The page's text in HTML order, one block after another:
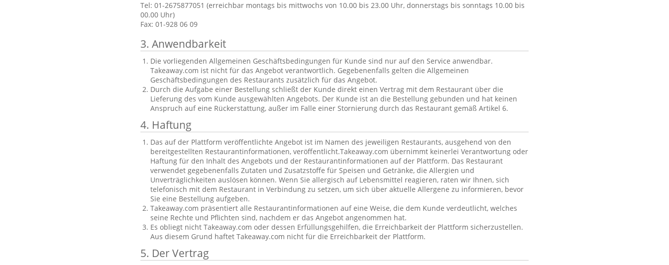
Tel: 01-2675877051 (erreichbar montags bis mittwochs von 10.00 bis 23.00 Uhr, donnerstags bis sonntags 10.00 bis
00.00 Uhr)
Fax: 01-928 06 09
3. Anwendbarkeit
Die vorliegenden Allgemeinen Geschäftsbedingungen für Kunde sind nur auf den Service anwendbar.
Takeaway.com ist nicht für das Angebot verantwortlich. Gegebenenfalls gelten die Allgemeinen
Geschäftsbedingungen des Restaurants zusätzlich für das Angebot.
Durch die Aufgabe einer Bestellung schließt der Kunde direkt einen Vertrag mit dem Restaurant über die
Lieferung des vom Kunde ausgewählten Angebots. Der Kunde ist an die Bestellung gebunden und hat keinen
Anspruch auf eine Rückerstattung, außer im Falle einer Stornierung durch das Restaurant gemäß Artikel 6.
4. Haftung
Das auf der Plattform veröffentlichte Angebot ist im Namen des jeweiligen Restaurants, ausgehend von den
bereitgestellten Restaurantinformationen, veröffentlicht.Takeaway.com übernimmt keinerlei Verantwortung oder
Haftung für den Inhalt des Angebots und der Restaurantinformationen auf der Plattform. Das Restaurant
verwendet gegebenenfalls Zutaten und Zusatzstoffe für Speisen und Getränke, die Allergien und
Unverträglichkeiten auslösen können. Wenn Sie allergisch auf Lebensmittel reagieren, raten wir Ihnen, sich
telefonisch mit dem Restaurant in Verbindung zu setzen, um sich über aktuelle Allergene zu informieren, bevor
Sie eine Bestellung aufgeben.
Takeaway.com präsentiert alle Restaurantinformationen auf eine Weise, die dem Kunde verdeutlicht, welches
seine Rechte und Pflichten sind, nachdem er das Angebot angenommen hat.
Es obliegt nicht Takeaway.com oder dessen Erfüllungsgehilfen, die Erreichbarkeit der Plattform sicherzustellen.
Aus diesem Grund haftet Takeaway.com nicht für die Erreichbarkeit der Plattform.
5. Der Vertrag